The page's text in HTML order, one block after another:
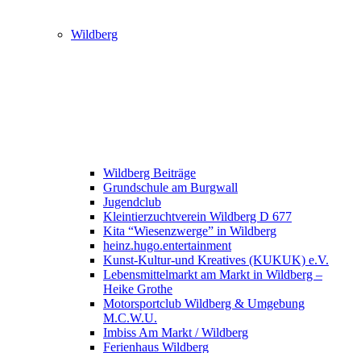
Wildberg
Wildberg Beiträge
Grundschule am Burgwall
Jugendclub
Kleintierzuchtverein Wildberg D 677
Kita “Wiesenzwerge” in Wildberg
heinz.hugo.entertainment
Kunst-Kultur-und Kreatives (KUKUK) e.V.
Lebensmittelmarkt am Markt in Wildberg –
Heike Grothe
Motorsportclub Wildberg & Umgebung
M.C.W.U.
Imbiss Am Markt / Wildberg
Ferienhaus Wildberg